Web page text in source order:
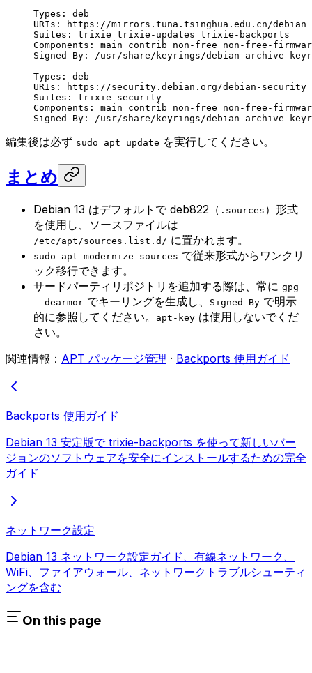
Types: deb
URIs: https://mirrors.tuna.tsinghua.edu.cn/debian
Suites: trixie trixie-updates trixie-backports
Components: main contrib non-free non-free-
Signed-By: /usr/share/keyrings/debian-archive-
Types: deb
URIs: https://security.debian.org/debian-security
Suites: trixie-security
Components: main contrib non-free non-free-
Signed-By: /usr/share/keyrings/debian-archive-
編集後は必ず sudo apt update を実行してください。
まとめ
Debian 13 はデフォルトで deb822（ .sources ）形式
を使用し、ソースファイルは
/etc/apt/sources.list.d/ に置かれます。
sudo apt modernize-sources で従来形式からワンクリ
ック移行できます。
サードパーティリポジトリを追加する際は、常に gpg
--dearmor でキーリングを生成し、 Signed-By で明示
的に参照してください。
apt-key は使用しないでくだ
さい。
関連情報： APT パッケージ管理 · Backports 使用ガイド
Backports 使用ガイド
Debian 13 安定版で trixie-backports を使って新しいバー
ジョンのソフトウェアを安全にインストールするための完全
ガイド
ネットワーク設定
Debian 13 ネットワーク設定ガイド、有線ネットワーク、
WiFi、ファイアウォール、ネットワークトラブルシューティ
ングを含む
On this page